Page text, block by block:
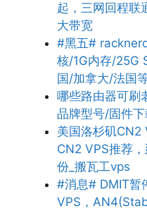
起，三网回程联
大带宽
#黑五#
核/1G内存/25G
国/加拿大/法国
哪些路由器可刷
品牌型号/固件
美国洛杉矶CN2
CN2 VPS推荐
份_搬瓦工vps
#消息# DMIT暂
VPS，